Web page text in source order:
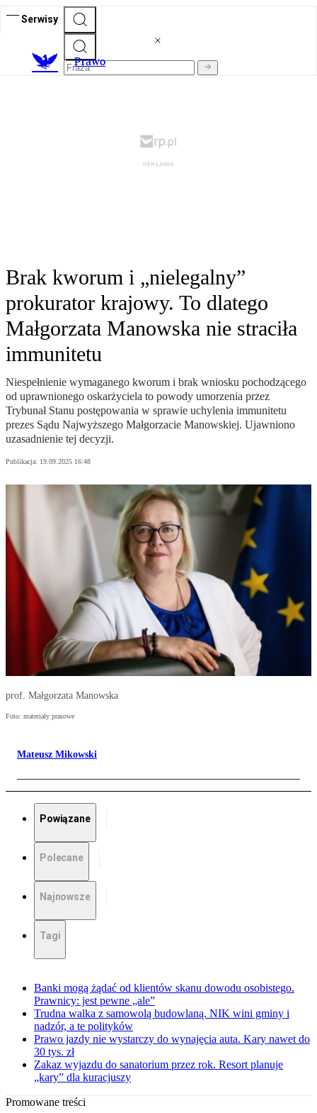
Serwisy
Prawo
Brak kworum i „nielegalny”
prokurator krajowy. To dlatego
Małgorzata Manowska nie straciła
immunitetu
Niespełnienie wymaganego kworum i brak wniosku pochodzącego
od uprawnionego oskarżyciela to powody umorzenia przez
Trybunał Stanu postępowania w sprawie uchylenia immunitetu
prezes Sądu Najwyższego Małgorzacie Manowskiej. Ujawniono
uzasadnienie tej decyzji.
Publikacja: 19.09.2025 16:48
prof. Małgorzata Manowska
Foto: materiały prasowe
Mateusz Mikowski
Powiązane
Polecane
Najnowsze
Tagi
Banki mogą żądać od klientów skanu dowodu osobistego.
Prawnicy: jest pewne „ale”
Trudna walka z samowolą budowlaną. NIK wini gminy i
nadzór, a te polityków
Prawo jazdy nie wystarczy do wynajęcia auta. Kary nawet do
30 tys. zł
Zakaz wyjazdu do sanatorium przez rok. Resort planuje
„kary” dla kuracjuszy
Promowane treści